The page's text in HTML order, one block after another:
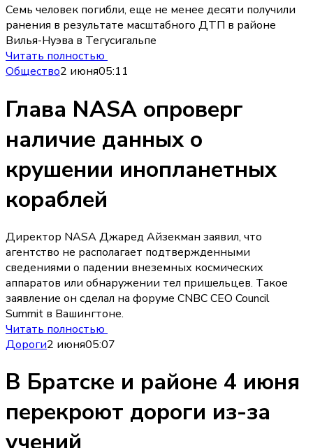
Семь человек погибли, еще не менее десяти получили
ранения в результате масштабного ДТП в районе
Вилья-Нуэва в Тегусигальпе
Читать полностью
Общество2 июня05:11
Глава NASA опроверг
наличие данных о
крушении инопланетных
кораблей
Директор NASA Джаред Айзекман заявил, что
агентство не располагает подтвержденными
сведениями о падении внеземных космических
аппаратов или обнаружении тел пришельцев. Такое
заявление он сделал на форуме CNBC CEO Council
Summit в Вашингтоне.
Читать полностью
Дороги2 июня05:07
В Братске и районе 4 июня
перекроют дороги из-за